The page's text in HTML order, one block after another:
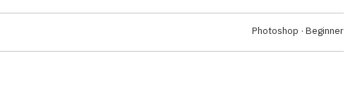
Photoshop · Beginner